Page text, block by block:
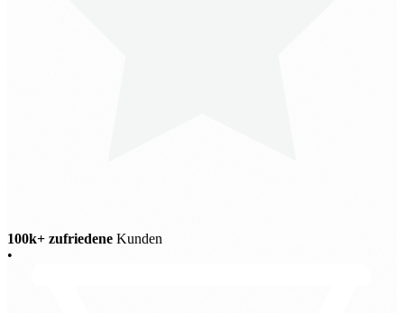
100k+ zufriedene Kunden
•